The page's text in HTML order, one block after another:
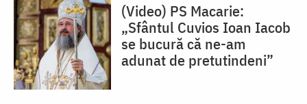
(Video) PS Macarie:
„Sfântul Cuvios Ioan Iacob
se bucură că ne-am
adunat de pretutindeni”